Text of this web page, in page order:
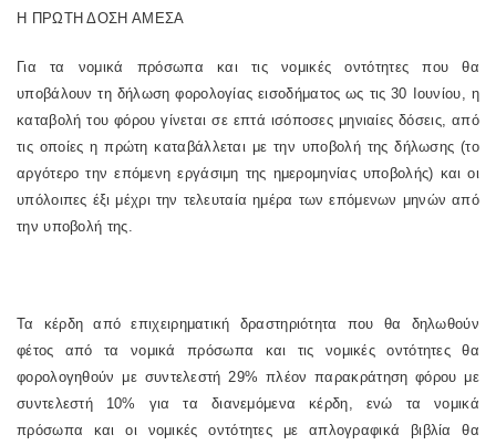
Η ΠΡΩΤΗ ΔΟΣΗ ΑΜΕΣΑ
Για τα νομικά πρόσωπα και τις νομικές οντότητες που θα
υποβάλουν τη δήλωση φορολογίας εισοδήματος ως τις 30 Ιουνίου, η
καταβολή του φόρου γίνεται σε επτά ισόποσες μηνιαίες δόσεις, από
τις οποίες η πρώτη καταβάλλεται με την υποβολή της δήλωσης (το
αργότερο την επόμενη εργάσιμη της ημερομηνίας υποβολής) και οι
υπόλοιπες έξι μέχρι την τελευταία ημέρα των επόμενων μηνών από
την υποβολή της.
Τα κέρδη από επιχειρηματική δραστηριότητα που θα δηλωθούν
φέτος από τα νομικά πρόσωπα και τις νομικές οντότητες θα
φορολογηθούν με συντελεστή 29% πλέον παρακράτηση φόρου με
συντελεστή 10% για τα διανεμόμενα κέρδη, ενώ τα νομικά
πρόσωπα και οι νομικές οντότητες με απλογραφικά βιβλία θα